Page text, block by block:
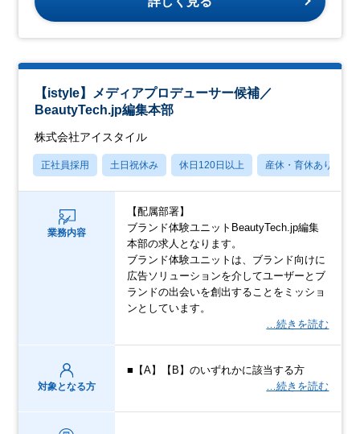
【istyle】メディアプロデューサー候補／
BeautyTech.jp編集本部
株式会社アイスタイル
正社員採用 土日祝休み 休日120日以上 産休・育休あり
業務内容
【配属部署】
ブランド体験ユニットBeautyTech.jp編集
本部の求人となります。
ブランド体験ユニットは、ブランド向けに
広告ソリューションを介してユーザーとブ
ランドの出会いを創出することをミッショ
ンとしています。
…続きを読む
対象となる方
■【A】【B】のいずれかに該当する方
…続きを読む